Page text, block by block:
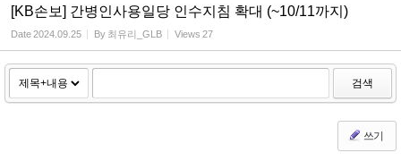
[KB손보] 간병인사용일당 인수지침 확대 (~10/11까지)
Date2024.09.25 By 최유리_GLB Views 27
검색
쓰기